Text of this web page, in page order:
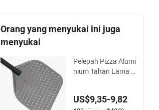
Orang yang menyukai ini juga
menyukai
Pelepah Pizza Alumi
nium Tahan Lama d
US$9,35-9,82